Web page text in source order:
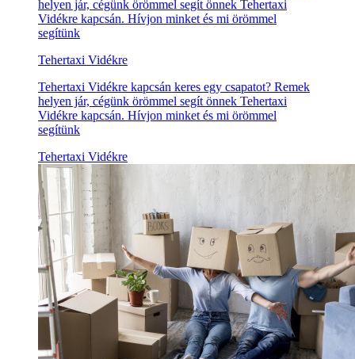
helyen jár, cégünk örömmel segít önnek Tehertaxi
Vidékre kapcsán. Hívjon minket és mi örömmel
segítünk
Tehertaxi Vidékre
Tehertaxi Vidékre kapcsán keres egy csapatot? Remek
helyen jár, cégünk örömmel segít önnek Tehertaxi
Vidékre kapcsán. Hívjon minket és mi örömmel
segítünk
Tehertaxi Vidékre